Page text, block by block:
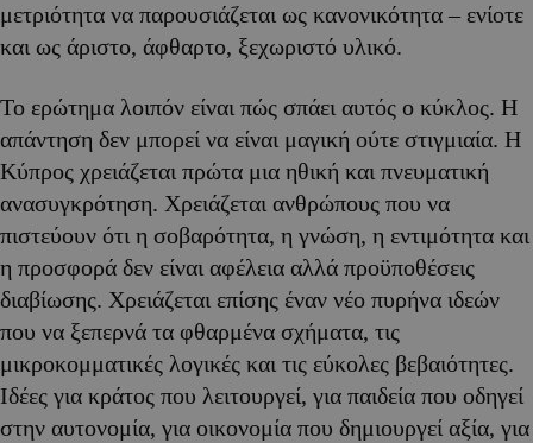
μετριότητα να παρουσιάζεται ως κανονικότητα – ενίοτε
και ως άριστο, άφθαρτο, ξεχωριστό υλικό.
Το ερώτημα λοιπόν είναι πώς σπάει αυτός ο κύκλος. Η
απάντηση δεν μπορεί να είναι μαγική ούτε στιγμιαία. Η
Κύπρος χρειάζεται πρώτα μια ηθική και πνευματική
ανασυγκρότηση. Χρειάζεται ανθρώπους που να
πιστεύουν ότι η σοβαρότητα, η γνώση, η εντιμότητα και
η προσφορά δεν είναι αφέλεια αλλά προϋποθέσεις
διαβίωσης. Χρειάζεται επίσης έναν νέο πυρήνα ιδεών
που να ξεπερνά τα φθαρμένα σχήματα, τις
μικροκομματικές λογικές και τις εύκολες βεβαιότητες.
Ιδέες για κράτος που λειτουργεί, για παιδεία που οδηγεί
στην αυτονομία, για οικονομία που δημιουργεί αξία, για